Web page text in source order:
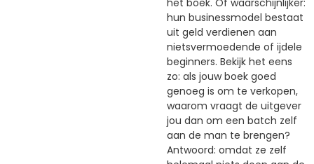
het boek. Of waarschijnlijker:
hun businessmodel bestaat
uit geld verdienen aan
nietsvermoedende of ijdele
beginners. Bekijk het eens
zo: als jouw boek goed
genoeg is om te verkopen,
waarom vraagt de uitgever
jou dan om een batch zelf
aan de man te brengen?
Antwoord: omdat ze zelf